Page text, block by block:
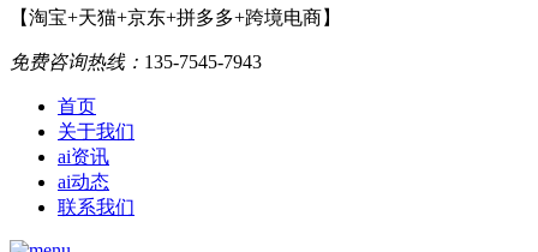
【淘宝+天猫+京东+拼多多+跨境电商】
免费咨询热线： 135-7545-7943
首页
关于我们
ai资讯
ai动态
联系我们